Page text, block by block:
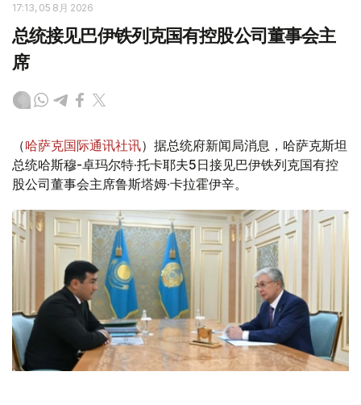
17:13, 05 8月 2026
总统接见巴伊铁列克国有控股公司董事会主
席
（哈萨克国际通讯社讯）据总统府新闻局消息，哈萨克斯坦
总统哈斯穆-卓玛尔特·托卡耶夫5日接见巴伊铁列克国有控
股公司董事会主席鲁斯塔姆·卡拉霍伊辛。